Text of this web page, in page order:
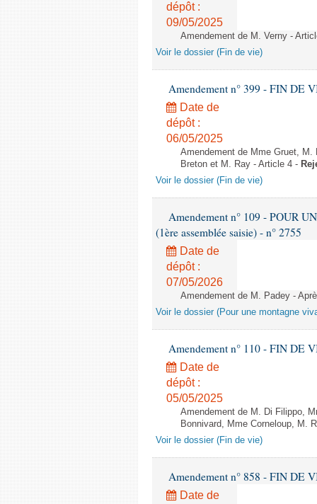
dépôt :
09/05/2025
Amendement de M. Verny -
Voir le dossier (Fin de vie)
Amendement n° 399 - FIN DE
Date de
dépôt :
06/05/2025
Amendement de Mme Gruet,
Breton et M. Ray - Article 4 -
Voir le dossier (Fin de vie)
Amendement n° 109 - POUR
(1ère assemblée saisie) - n° 2755
Date de
dépôt :
07/05/2026
Amendement de M. Padey -
Voir le dossier (Pour une montagne
Amendement n° 110 - FIN DE
Date de
dépôt :
05/05/2025
Amendement de M. Di Filippo,
Bonnivard, Mme Corneloup, M.
Voir le dossier (Fin de vie)
Amendement n° 858 - FIN DE
Date de